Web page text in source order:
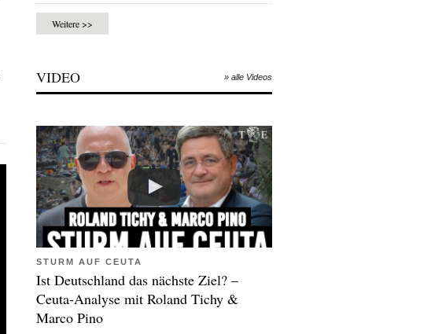
Weitere >>
VIDEO » alle Videos
STURM AUF CEUTA
Ist Deutschland das nächste Ziel? –
Ceuta-Analyse mit Roland Tichy &
Marco Pino